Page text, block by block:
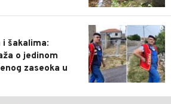
0
šakalima:
o jedinom
zaseoka u